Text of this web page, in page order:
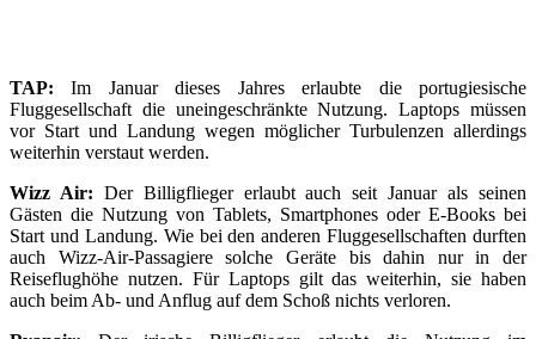
TAP: Im Januar dieses Jahres erlaubte die portugiesische
Fluggesellschaft die uneingeschränkte Nutzung. Laptops müssen
vor Start und Landung wegen möglicher Turbulenzen allerdings
weiterhin verstaut werden.
Wizz Air: Der Billigflieger erlaubt auch seit Januar als seinen
Gästen die Nutzung von Tablets, Smartphones oder E-Books bei
Start und Landung. Wie bei den anderen Fluggesellschaften durften
auch Wizz-Air-Passagiere solche Geräte bis dahin nur in der
Reiseflughöhe nutzen. Für Laptops gilt das weiterhin, sie haben
auch beim Ab- und Anflug auf dem Schoß nichts verloren.